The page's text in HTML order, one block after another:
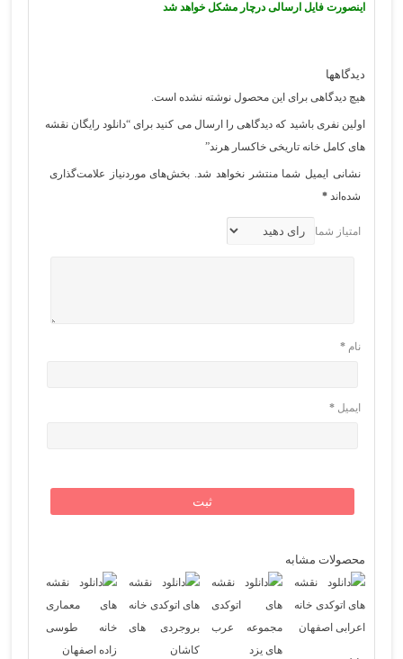
اینصورت فایل ارسالی درچار مشکل خواهد شد
دیدگاهها
هیچ دیدگاهی برای این محصول نوشته نشده است.
اولین نفری باشید که دیدگاهی را ارسال می کنید برای “دانلود رایگان نقشه
های کامل خانه تاریخی خاکسار هرند”
نشانی ایمیل شما منتشر نخواهد شد. بخش‌های موردنیاز علامت‌گذاری
شده‌اند*
امتیاز شما
نام*
ایمیل*
محصولات مشابه